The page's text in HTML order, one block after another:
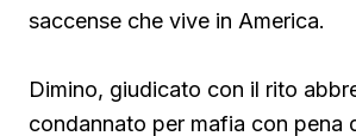
saccense che vive in America.
Dimino, giudicato con il rito
condannato per mafia con pena